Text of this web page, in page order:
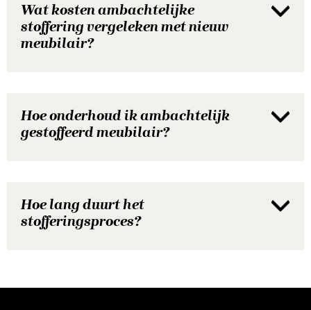
Wat kosten ambachtelijke
stoffering vergeleken met nieuw
meubilair?
Hoe onderhoud ik ambachtelijk
gestoffeerd meubilair?
Hoe lang duurt het
stofferingsproces?